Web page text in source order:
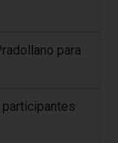
para